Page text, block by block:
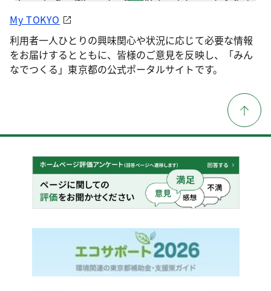
My TOKYO
利用者一人ひとりの興味関心や状況に応じて必要な情報
をお届けするとともに、皆様のご意見を反映し、「みん
なでつくる」東京都の公式ポータルサイトです。